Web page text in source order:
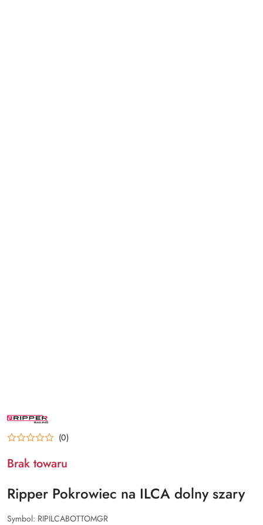
NAZWA
PRODUCENTA:
RIPPER (0)
Brak towaru
Ripper Pokrowiec na ILCA dolny szary
Symbol: RIPILCABOTTOMGR